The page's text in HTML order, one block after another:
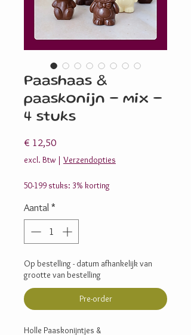
Paashaas &
paaskonijn - mix -
4 stuks
€ 12,50Prijs
excl. Btw | Verzendopties
50-199 stuks: 3% korting
Aantal *
Op bestelling - datum afhankelijk van
grootte van bestelling
Pre-order
Holle Paaskonijntjes &